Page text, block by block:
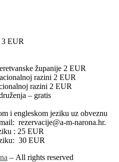
EUR
županije 2 EUR
razini 2 EUR
razini 2 EUR
– gratis
i engleskom jeziku uz obveznu
rezervacije@a-m-narona.hr.
: 25 EUR
30 EUR
– All rights reserved